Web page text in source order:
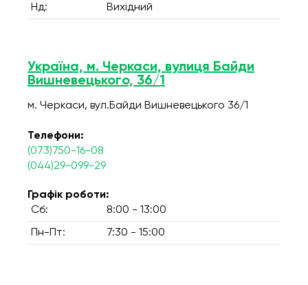
Нд: Вихідний
Україна, м. Черкаси, вулиця Байди
Вишневецького, 36/1
м. Черкаси, вул.Байди Вишневецького 36/1
Телефони:
(073)750-16-08
(044)29-099-29
Графік роботи:
Сб:
8:00 - 13:00
Пн-Пт: 7:30 - 15:00